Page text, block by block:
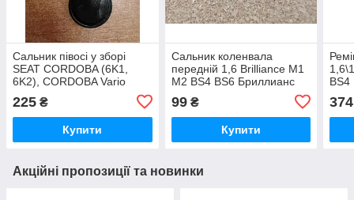
Сальник півосі у зборі
SEAT CORDOBA (6K1,
6K2), CORDOBA Vario
(6K5), IBIZA II (6K1), INCA
(6K9), LEON (1M1),
TOLEDO I (1L2),
225 ₴
Купити
Сальник коленвала
передній 1,6 Brilliance M1
M2 BS4 BS6 Бриллианс
99₴
Купити
374
Акційні пропозиції та новинки